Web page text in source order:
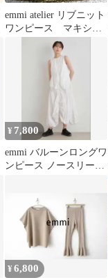
emmi atelier リブニット
ワンピース マキシ
丈 ハーフスリーブ
¥ 7,800
emmi バルーンロングワ
ンピース ノースリーブ
¥6,800